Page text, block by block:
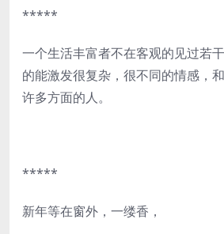
*****
一个生活丰富者不在客观的见过若
的能激发很复杂，很不同的情感，
许多方面的人。
*****
新年等在窗外，一缕香，